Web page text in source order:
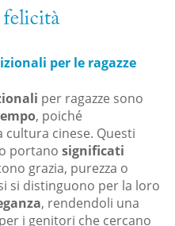
per le ragazze
per ragazze sono
, poiché
cinese. Questi
portano significati
grazia, purezza o
si distinguono per la loro
, rendendoli una
i genitori che cercano